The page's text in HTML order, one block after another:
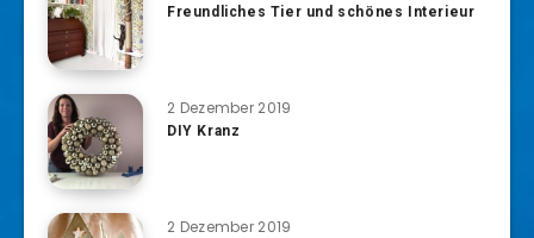
Freundliches Tier und schönes Interieur
2 Dezember 2019
DIY Kranz
2 Dezember 2019